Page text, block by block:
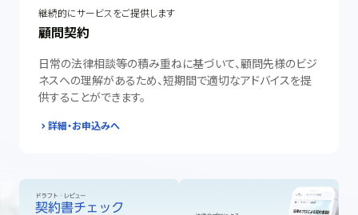
継続的にサービスをご提供します
顧問契約
日常の法律相談等の積み重ねに基づいて、顧問先様のビジ
ネスへの理解があるため、短期間で適切なアドバイスを提
供することができます。
詳細・お申込みへ